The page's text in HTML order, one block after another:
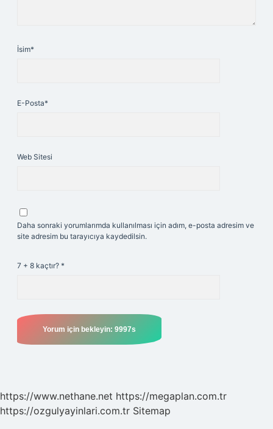
İsim*
E-Posta*
Web Sitesi
Daha sonraki yorumlarımda kullanılması için adım, e-posta adresim ve
site adresim bu tarayıcıya kaydedilsin.
7 + 8 kaçtır? *
https://www.nethane.net https://megaplan.com.tr
https://ozgulyayinlari.com.tr Sitemap